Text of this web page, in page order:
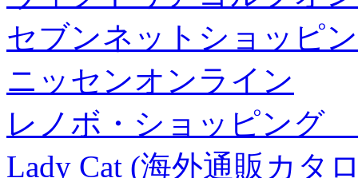
セブンネットショッピ
ニッセンオンライン
レノボ・ショッピング
Lady Cat (海外通販カタ